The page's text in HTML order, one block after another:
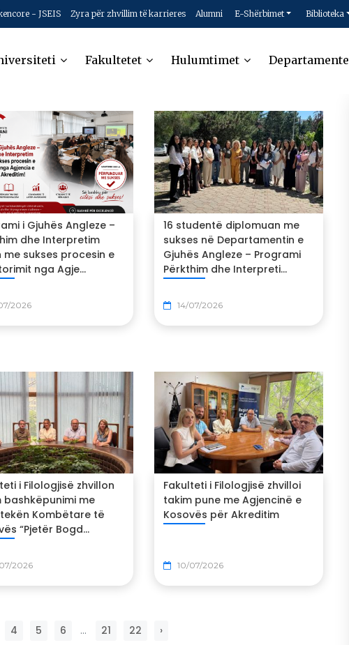
- JSEIS Zyra për zhvillim të karrieres Alumni E-Shërbimet Biblioteka
Fakultetet Hulumtimet
i Gjuhës Angleze –
dhe Interpretim
me sukses procesin e
nga Agje...
2026
16 studentë diplomuan me
sukses në Departamentin e
Gjuhës Angleze – Programi
Përkthim dhe Interpreti...
14/07/2026
i Filologjisë zhvillon
bashkëpunimi me
Kombëtare të
“Pjetër Bogd...
2026
Fakulteti i Filologjisë zhvilloi
takim pune me Agjencinë e
Kosovës për Akreditim
10/07/2026
4 5 6 ... 21 22 ›